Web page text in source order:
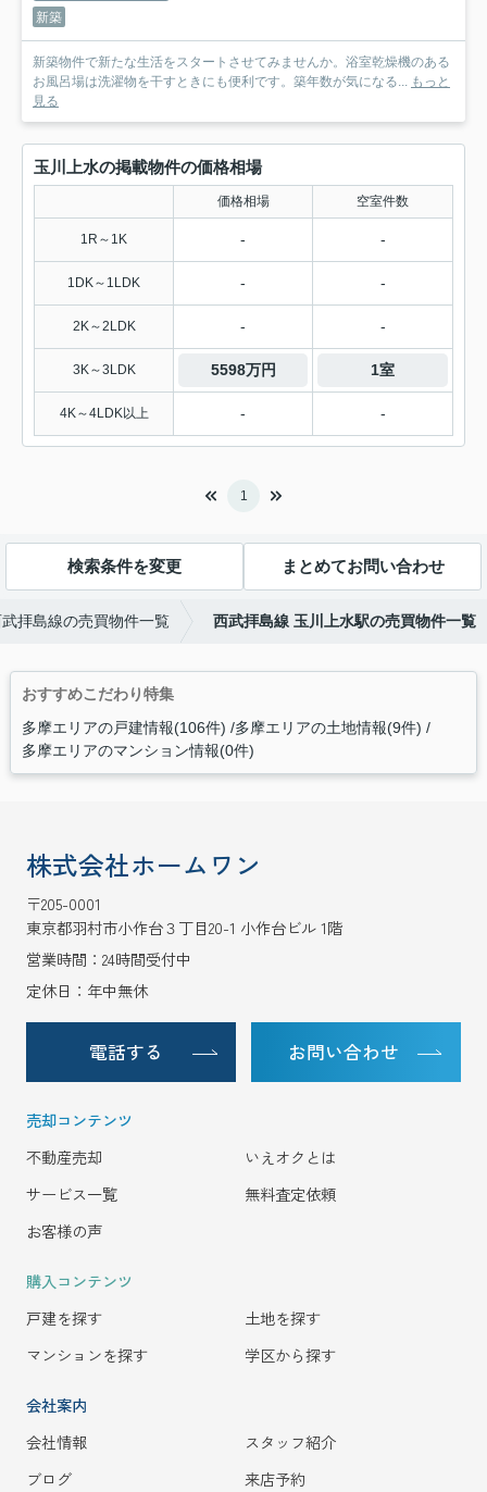
新築
新築物件で新たな生活をスタートさせてみませんか。浴室乾燥機のある
お風呂場は洗濯物を干すときにも便利です。築年数が気になる...
もっと
見る
玉川上水の掲載物件の価格相場
価格相場 空室件数
1R～1K - -
1DK～1LDK - -
2K～2LDK - -
3K～3LDK 5598万円 1室
4K～4LDK以上 - -
1
検索条件を変更 まとめてお問い合わせ
拝島線の売買物件一覧 西武拝島線 玉川上水駅の売買物件一覧
おすすめこだわり特集
多摩エリアの戸建情報(106件) 多摩エリアの土地情報(9件)
多摩エリアのマンション情報(0件)
株式会社ホームワン
〒205-0001
東京都羽村市小作台３丁目20-1 小作台ビル 1階
営業時間：24時間受付中
定休日：年中無休
電話する お問い合わせ
売却コンテンツ
不動産売却
いえオクとは
サービス一覧
無料査定依頼
お客様の声
購入コンテンツ
戸建を探す
土地を探す
マンションを探す
学区から探す
会社案内
会社情報
スタッフ紹介
ブログ
来店予約